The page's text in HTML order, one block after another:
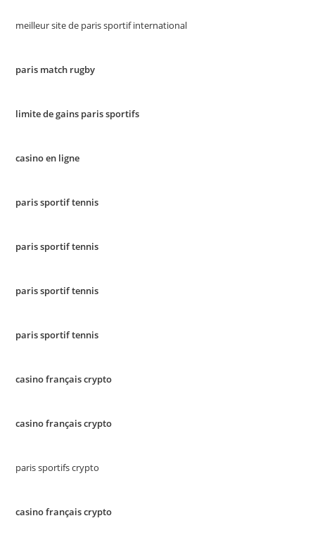
meilleur site de paris sportif international
paris match rugby
limite de gains paris sportifs
casino en ligne
paris sportif tennis
paris sportif tennis
paris sportif tennis
paris sportif tennis
casino français crypto
casino français crypto
paris sportifs crypto
casino français crypto